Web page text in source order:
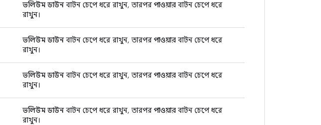
ভলিউম ডাউন বাটন চেপে ধরে রাখুন, তারপর পাওয়ার বাটন চেপে ধরে
রাখুন।
ভলিউম ডাউন বাটন চেপে ধরে রাখুন, তারপর পাওয়ার বাটন চেপে ধরে
রাখুন।
ভলিউম ডাউন বাটন চেপে ধরে রাখুন, তারপর পাওয়ার বাটন চেপে ধরে
রাখুন।
ভলিউম ডাউন বাটন চেপে ধরে রাখুন, তারপর পাওয়ার বাটন চেপে ধরে
রাখুন।